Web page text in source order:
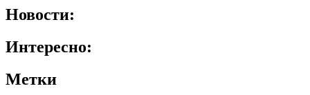
Новости:
Интересно:
Метки